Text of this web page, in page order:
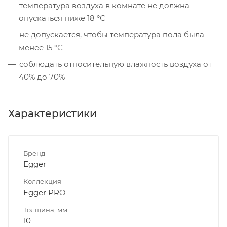
температура воздуха в комнате не должна
опускаться ниже 18 °С
не допускается, чтобы температура пола была
менее 15 °С
соблюдать относительную влажность воздуха от
40% до 70%
Характеристики
Бренд
Egger
Коллекция
Egger PRO
Толщина, мм
10